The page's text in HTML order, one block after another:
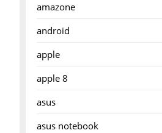
amazone
android
apple
apple 8
asus
asus notebook